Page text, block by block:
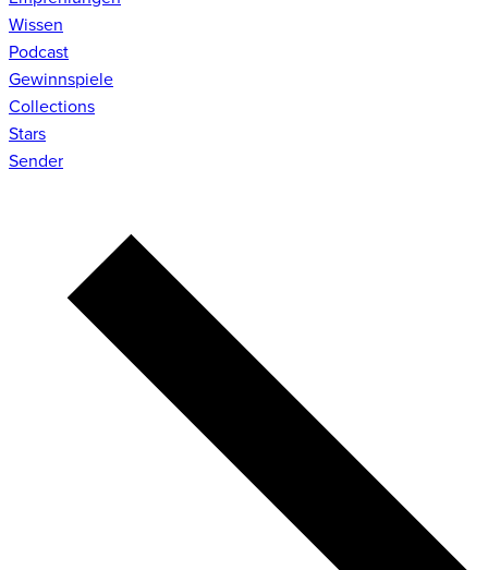
Wissen
Podcast
Gewinnspiele
Collections
Stars
Sender